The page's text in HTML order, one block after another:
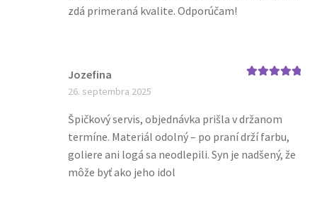
zdá primeraná kvalite. Odporúčam!
Jozefina
26. septembra 2025
Špičkový servis, objednávka prišla v držanom
termíne. Materiál odolný – po praní drží farbu,
goliere ani logá sa neodlepili. Syn je nadšený, že
môže byť ako jeho idol